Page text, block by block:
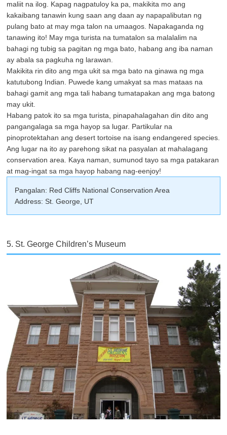
maliit na ilog. Kapag nagpatuloy ka pa, makikita mo ang
kakaibang tanawin kung saan ang daan ay napapalibutan ng
pulang bato at may mga talon na umaagos. Napakaganda ng
tanawing ito! May mga turista na tumatalon sa malalalim na
bahagi ng tubig sa pagitan ng mga bato, habang ang iba naman
ay abala sa pagkuha ng larawan.
Makikita rin dito ang mga ukit sa mga bato na ginawa ng mga
katutubong Indian. Puwede kang umakyat sa mas mataas na
bahagi gamit ang mga tali habang tumatapakan ang mga batong
may ukit.
Habang patok ito sa mga turista, pinapahalagahan din dito ang
pangangalaga sa mga hayop sa lugar. Partikular na
pinoprotektahan ang desert tortoise na isang endangered species.
Ang lugar na ito ay parehong sikat na pasyalan at mahalagang
conservation area. Kaya naman, sumunod tayo sa mga patakaran
at mag-ingat sa mga hayop habang nag-eenjoy!
Pangalan: Red Cliffs National Conservation Area
Address: St. George, UT
5. St. George Children’s Museum